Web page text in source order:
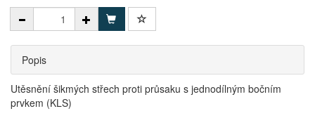
Popis
Utěsnění šikmých střech proti průsaku s jednodílným bočním
prvkem (KLS)